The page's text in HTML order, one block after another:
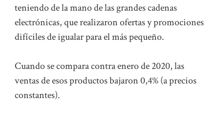
teniendo de la mano de las grandes cadenas
electrónicas, que realizaron ofertas y promociones
difíciles de igualar para el más pequeño.
Cuando se compara contra enero de 2020, las
ventas de esos productos bajaron 0,4% (a precios
constantes).